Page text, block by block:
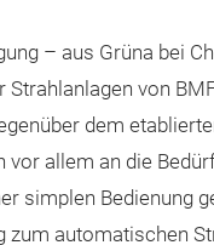
– aus Grüna bei
von
dem
allem an die
simplen Bedienung
automatischen